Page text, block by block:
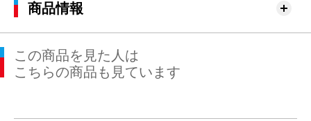
商品情報
この商品を見た人は
こちらの商品も見ています